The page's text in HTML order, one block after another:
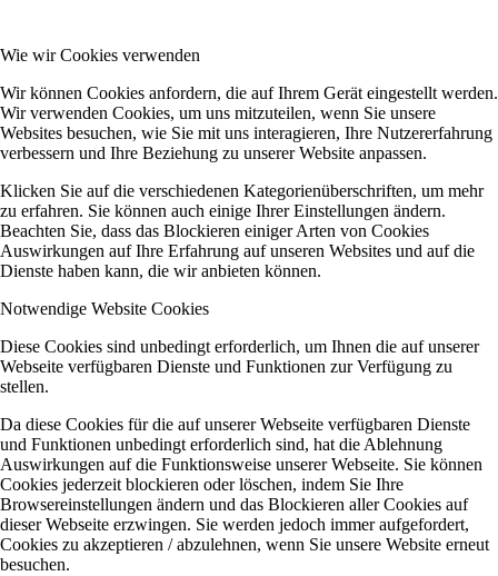
Wie wir Cookies verwenden
Wir können Cookies anfordern, die auf Ihrem Gerät eingestellt werden.
Wir verwenden Cookies, um uns mitzuteilen, wenn Sie unsere
Websites besuchen, wie Sie mit uns interagieren, Ihre Nutzererfahrung
verbessern und Ihre Beziehung zu unserer Website anpassen.
Klicken Sie auf die verschiedenen Kategorienüberschriften, um mehr
zu erfahren. Sie können auch einige Ihrer Einstellungen ändern.
Beachten Sie, dass das Blockieren einiger Arten von Cookies
Auswirkungen auf Ihre Erfahrung auf unseren Websites und auf die
Dienste haben kann, die wir anbieten können.
Notwendige Website Cookies
Diese Cookies sind unbedingt erforderlich, um Ihnen die auf unserer
Webseite verfügbaren Dienste und Funktionen zur Verfügung zu
stellen.
Da diese Cookies für die auf unserer Webseite verfügbaren Dienste
und Funktionen unbedingt erforderlich sind, hat die Ablehnung
Auswirkungen auf die Funktionsweise unserer Webseite. Sie können
Cookies jederzeit blockieren oder löschen, indem Sie Ihre
Browsereinstellungen ändern und das Blockieren aller Cookies auf
dieser Webseite erzwingen. Sie werden jedoch immer aufgefordert,
Cookies zu akzeptieren / abzulehnen, wenn Sie unsere Website erneut
besuchen.